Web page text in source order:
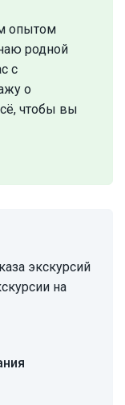
опытом
родной
с
о
чтобы вы
экскурсий
на